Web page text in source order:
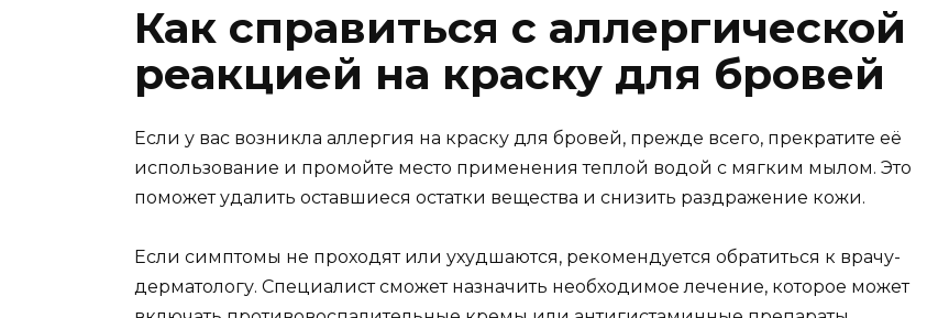
Как справиться с аллергической
реакцией на краску для бровей
Если у вас возникла аллергия на краску для бровей, прежде всего, прекратите её
использование и промойте место применения теплой водой с мягким мылом. Это
поможет удалить оставшиеся остатки вещества и снизить раздражение кожи.
Если симптомы не проходят или ухудшаются, рекомендуется обратиться к врачу-
дерматологу. Специалист сможет назначить необходимое лечение, которое может